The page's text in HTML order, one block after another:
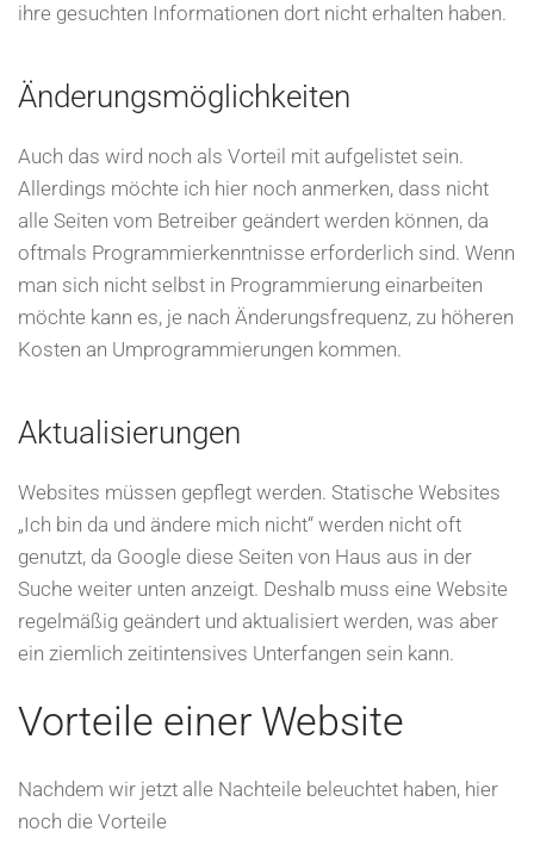
ihre gesuchten Informationen dort nicht erhalten haben.
Änderungsmöglichkeiten
Auch das wird noch als Vorteil mit aufgelistet sein.
Allerdings möchte ich hier noch anmerken, dass nicht
alle Seiten vom Betreiber geändert werden können, da
oftmals Programmierkenntnisse erforderlich sind. Wenn
man sich nicht selbst in Programmierung einarbeiten
möchte kann es, je nach Änderungsfrequenz, zu höheren
Kosten an Umprogrammierungen kommen.
Aktualisierungen
Websites müssen gepflegt werden. Statische Websites
„Ich bin da und ändere mich nicht“ werden nicht oft
genutzt, da Google diese Seiten von Haus aus in der
Suche weiter unten anzeigt. Deshalb muss eine Website
regelmäßig geändert und aktualisiert werden, was aber
ein ziemlich zeitintensives Unterfangen sein kann.
Vorteile einer Website
Nachdem wir jetzt alle Nachteile beleuchtet haben, hier
noch die Vorteile